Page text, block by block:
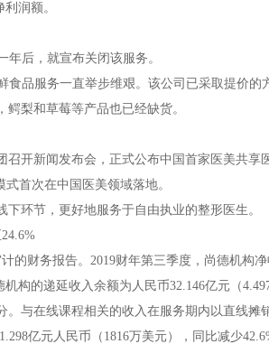
润额。
后，就宣布关闭该服务。
品服务一直举步维艰。该公司已采取提价的
梨和草莓等产品也已经缺货。
开新闻发布会，正式公布中国首家医美共享
首次在中国医美领域落地。
环节，更好地服务于自由执业的整形医生。
财务报告。2019财年第三季度，尚德机构净
构的递延收入余额为人民币32.146亿元（
与在线课程相关的收入在服务期内以直线摊
亿元人民币（1816万美元），同比减少